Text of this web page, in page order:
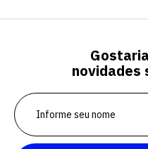
novidades